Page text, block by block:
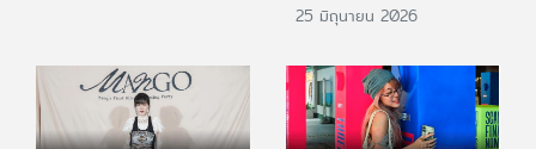
25 มิถุนายน 2026